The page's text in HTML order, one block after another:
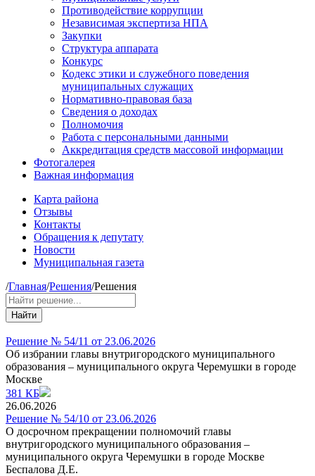
Противодействие коррупции
Независимая экспертиза НПА
Закупки
Структура аппарата
Конкурс
Кодекс этики и служебного поведения
муниципальных служащих
Нормативно-правовая база
Сведения о доходах
Полномочия
Работа с персональными данными
Аккредитация средств массовой информации
Фотогалерея
Важная информация
Карта района
Отзывы
Контакты
Обращения к депутату
Новости
Муниципальная газета
/Главная/Решения/Решения
Найти
Решение № 54/11 от 23.06.2026
Об избрании главы внутригородского муниципального
образования – муниципального округа Черемушки в городе
Москве
381 КБ
26.06.2026
Решение № 54/10 от 23.06.2026
О досрочном прекращении полномочий главы
внутригородского муниципального образования –
муниципального округа Черемушки в городе Москве
Беспалова Д.Е.